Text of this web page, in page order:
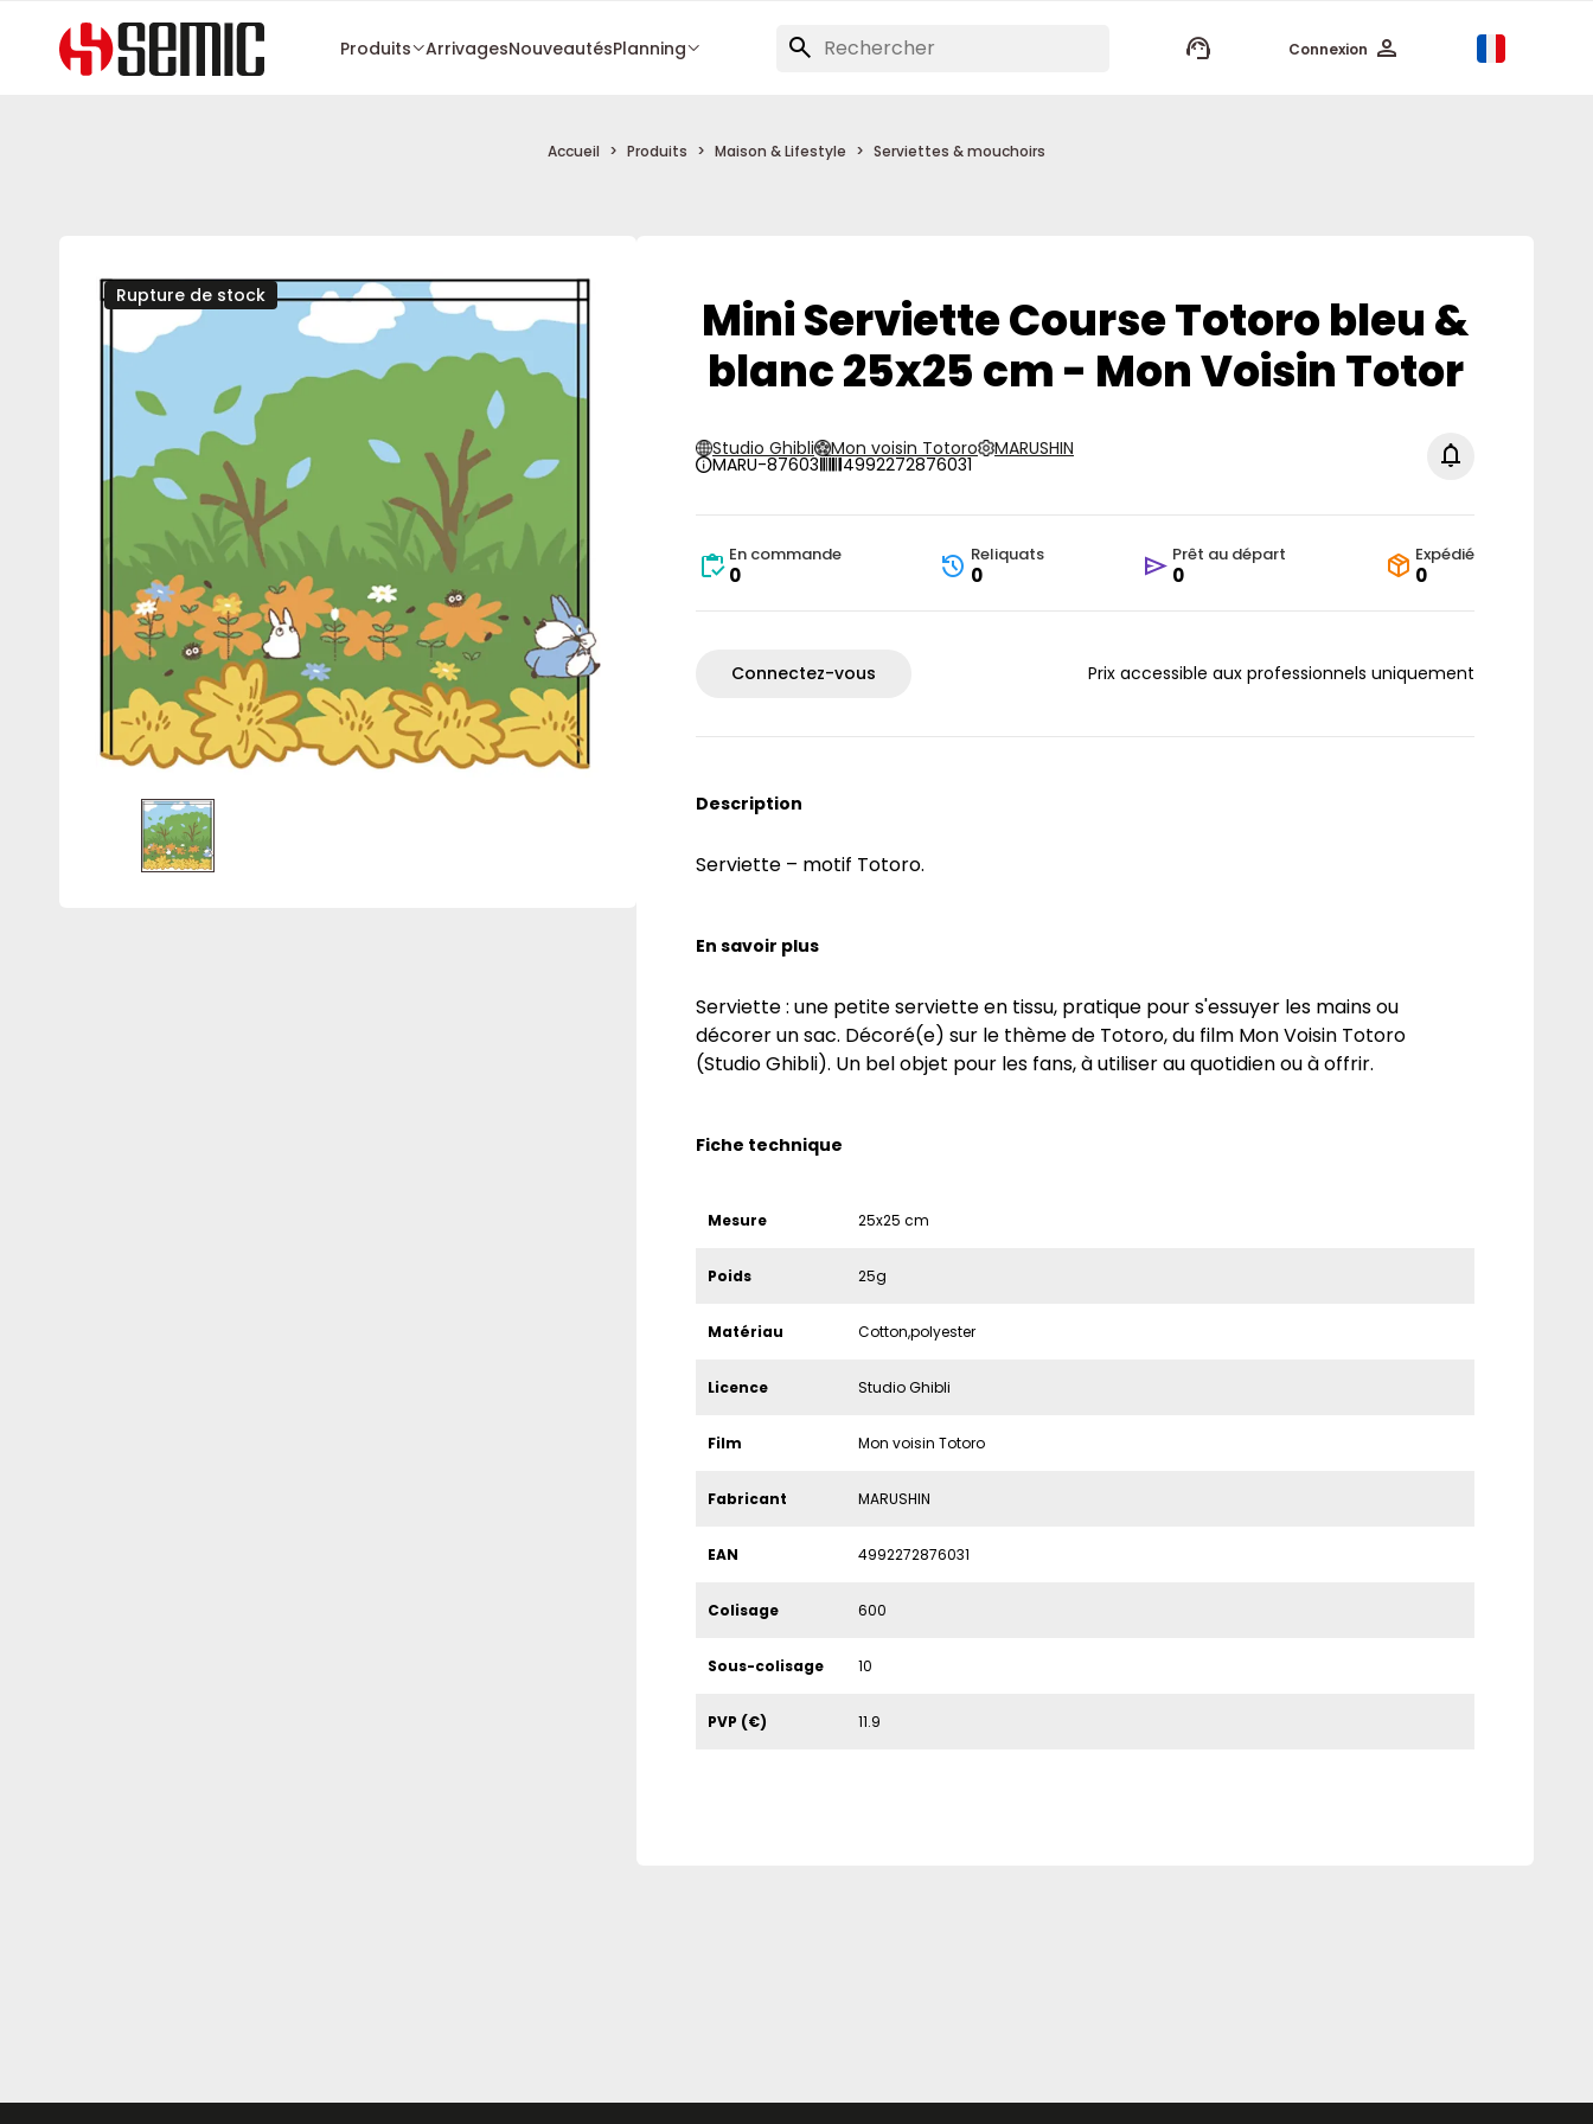
Produits ArrivagesNouveautésPlanning Connexion
Accueil Produits Maison & Lifestyle Serviettes & mouchoirs
Rupture de stock
Mini Serviette Course Totoro bleu &
blanc 25x25 cm - Mon Voisin Totor
Studio Ghibli Mon voisin Totoro MARUSHIN
MARU-87603 4992272876031
En commande
0
Reliquats
0
Prêt au départ
0
Expédié
0
Connectez-vous Prix accessible aux professionnels uniquement
Description
Serviette – motif Totoro.
En savoir plus
Serviette : une petite serviette en tissu, pratique pour s'essuyer les mains ou
décorer un sac. Décoré(e) sur le thème de Totoro, du film Mon Voisin Totoro
(Studio Ghibli). Un bel objet pour les fans, à utiliser au quotidien ou à offrir.
Fiche technique
Mesure 25x25 cm
Poids 25g
Matériau Cotton,polyester
Licence Studio Ghibli
Film Mon voisin Totoro
Fabricant MARUSHIN
EAN 4992272876031
Colisage 600
Sous-colisage 10
PVP (€) 11.9